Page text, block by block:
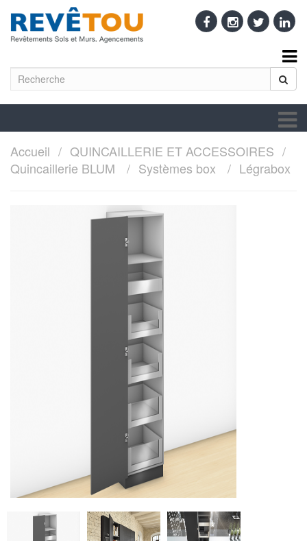
Accueil
QUINCAILLERIE ET ACCESSOIRES
Quincaillerie BLUM
Systèmes box Légrabox